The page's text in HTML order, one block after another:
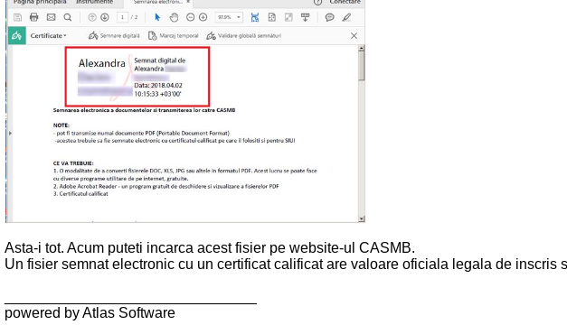
Asta-i tot. Acum puteti incarca acest fisier pe website-ul CASMB.
Un fisier semnat electronic cu un certificat calificat are valoare oficiala legala de inscris
powered by Atlas Software